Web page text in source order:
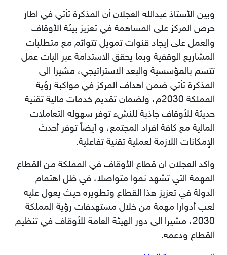
وبين الأستاذ عبدالله العجلان أن المذكرة تأتي في اطار
حرص المركز على المساهمة في تعزيز بيئة الأوقاف
والعمل على إيجاد قنوات تمويل تتوائم مع متطلبات
المشاريع الوقفية وبما يحقق الاستدامة عبر اليات عمل
تتسم بالمؤسسية والبعد الاستراتيجي، مشيرا الى
المذكرة تأتي ضمن اهداف المركز في مواكبة رؤية
المملكة 2030م، ولضمان تقديم خدمات مالية تقنية
حديثة للأوقاف جاذبة للنشء توفر سهوله التعاملات
المالية مع كافة افراد المجتمع، و أيضاً توفر أحدث
الإمكانات اللازمة لعملية تقنية تفاعلية.
واكد العجلان ان قطاع الأوقاف في المملكة من القطاع
المهمة التي تشهد نموا متواصلا، في ظل اهتمام
الدولة في تعزيز هذا القطاع وتطويره حيث يعول عليه
لعب أدوارا مهمة من خلال مستهدفات رؤية المملكة
2030، مشيرا الى دور الهيئة العامة للأوقاف في تنظيم
القطاع ودعمه.